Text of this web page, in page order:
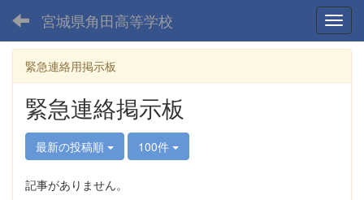
宮城県角田高等学校
緊急連絡用掲示板
緊急連絡掲示板
最新の投稿順 100件
記事がありません。